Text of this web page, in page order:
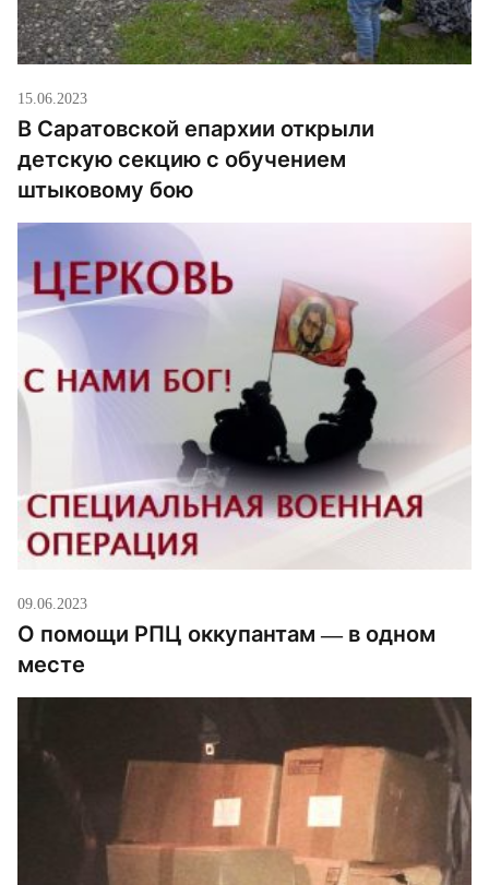
15.06.2023
В Саратовской епархии открыли
детскую секцию с обучением
штыковому бою
09.06.2023
О помощи РПЦ оккупантам — в одном
месте